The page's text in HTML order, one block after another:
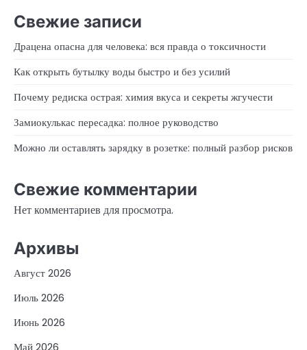
Свежие записи
Драцена опасна для человека: вся правда о токсичности
Как открыть бутылку воды быстро и без усилий
Почему редиска острая: химия вкуса и секреты жгучести
Замиокулькас пересадка: полное руководство
Можно ли оставлять зарядку в розетке: полный разбор рисков
Свежие комментарии
Нет комментариев для просмотра.
Архивы
Август 2026
Июль 2026
Июнь 2026
Май 2026